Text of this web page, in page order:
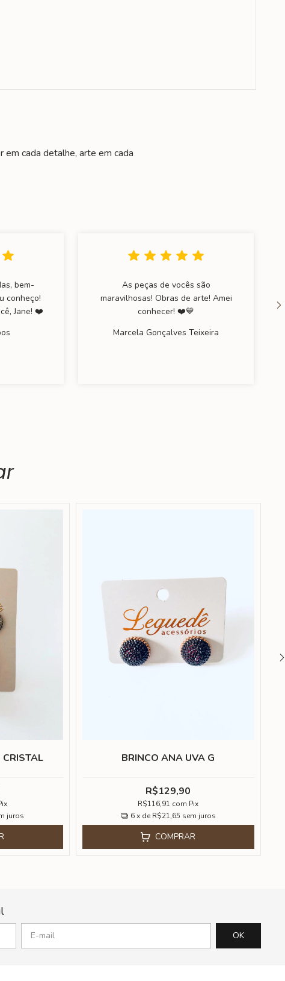
em cada detalhe, arte em cada
bem-
conheço!
Jane! ❤️
As peças de vocês são
maravilhosas! Obras de arte! Amei
conhecer! ❤️💙
Marcela Gonçalves Teixeira
juros
BRINCO ANA UVA G
R$129,90
R$116,91 com Pix
6 x de R$21,65 sem juros
COMPRAR